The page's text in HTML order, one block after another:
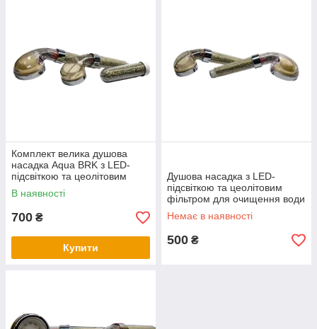
Комплект велика душова
насадка Aqua BRK з LED-
підсвіткою та цеолітовим
фільтром + запасний
цеолітовий картридж
В наявності
700 ₴
Купити
Душова насадка з LED-
підсвіткою та цеолітовим
фільтром для очищення води
мала
Немає в наявності
500 ₴